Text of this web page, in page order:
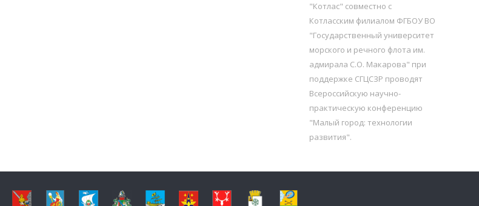
"Котлас" совместно с
Котласским филиалом ФГБОУ ВО
"Государственный университет
морского и речного флота им.
адмирала С.О. Макарова" при
поддержке СГЦСЗР проводят
Всероссийскую научно-
практическую конференцию
"Малый город: технологии
развития".